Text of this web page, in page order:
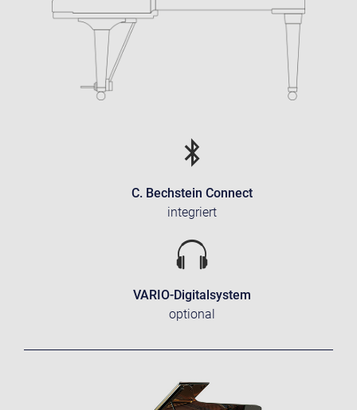
C. Bechstein Connect
integriert
VARIO-Digitalsystem
optional